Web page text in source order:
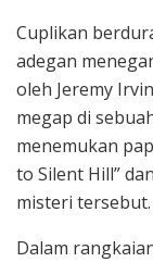
Cuplikan
adegan
oleh Jeremy
megap di
menemukan
to Silent Hill”
misteri tersebut.
Dalam